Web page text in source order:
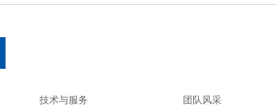
技术与服务 团队风采